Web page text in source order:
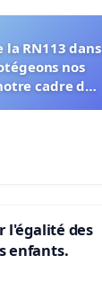
RN113 dans
nos
cadre de
l'égalité des
enfants.